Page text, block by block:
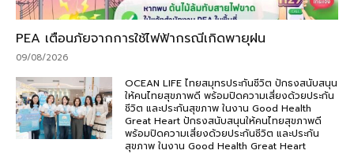
PEA เตือนภัยจากการใช้ไฟฟ้ากรณีเกิดพายุฝน
09/08/2026
OCEAN LIFE ไทยสมุทรประกันชีวิต ปักธงสนับสนุน
ให้คนไทยสุขภาพดี พร้อมปิดความเสี่ยงด้วยประกัน
ชีวิต และประกันสุขภาพ ในงาน Good Health
Great Heart ปักธงสนับสนุนให้คนไทยสุขภาพดี
พร้อมปิดความเสี่ยงด้วยประกันชีวิต และประกัน
สุขภาพ ในงาน Good Health Great Heart